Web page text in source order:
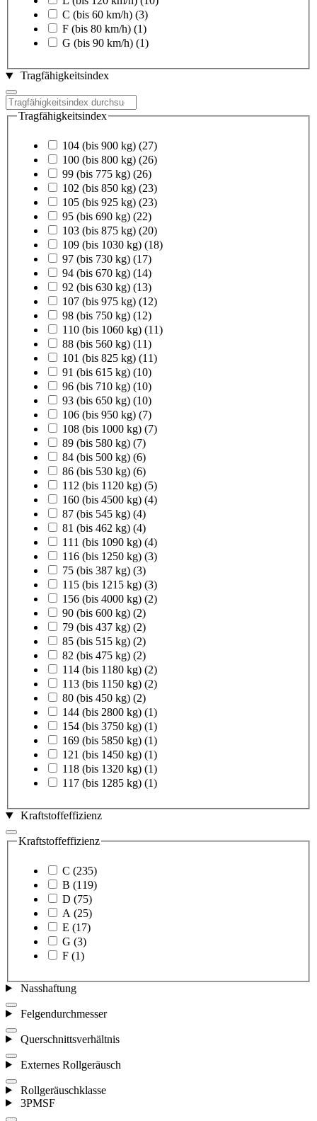
C (bis 60 km/h) (3)
F (bis 80 km/h) (1)
G (bis 90 km/h) (1)
Tragfähigkeitsindex
Tragfähigkeitsindex
104 (bis 900 kg) (27)
100 (bis 800 kg) (26)
99 (bis 775 kg) (26)
102 (bis 850 kg) (23)
105 (bis 925 kg) (23)
95 (bis 690 kg) (22)
103 (bis 875 kg) (20)
109 (bis 1030 kg) (18)
97 (bis 730 kg) (17)
94 (bis 670 kg) (14)
92 (bis 630 kg) (13)
107 (bis 975 kg) (12)
98 (bis 750 kg) (12)
110 (bis 1060 kg) (11)
88 (bis 560 kg) (11)
101 (bis 825 kg) (11)
91 (bis 615 kg) (10)
96 (bis 710 kg) (10)
93 (bis 650 kg) (10)
106 (bis 950 kg) (7)
108 (bis 1000 kg) (7)
89 (bis 580 kg) (7)
84 (bis 500 kg) (6)
86 (bis 530 kg) (6)
112 (bis 1120 kg) (5)
160 (bis 4500 kg) (4)
87 (bis 545 kg) (4)
81 (bis 462 kg) (4)
111 (bis 1090 kg) (4)
116 (bis 1250 kg) (3)
75 (bis 387 kg) (3)
115 (bis 1215 kg) (3)
156 (bis 4000 kg) (2)
90 (bis 600 kg) (2)
79 (bis 437 kg) (2)
85 (bis 515 kg) (2)
82 (bis 475 kg) (2)
114 (bis 1180 kg) (2)
113 (bis 1150 kg) (2)
80 (bis 450 kg) (2)
144 (bis 2800 kg) (1)
154 (bis 3750 kg) (1)
169 (bis 5850 kg) (1)
121 (bis 1450 kg) (1)
118 (bis 1320 kg) (1)
117 (bis 1285 kg) (1)
Kraftstoffeffizienz
Kraftstoffeffizienz
C (235)
B (119)
D (75)
A (25)
E (17)
G (3)
F (1)
Nasshaftung
Felgendurchmesser
Querschnittsverhältnis
Externes Rollgeräusch
Rollgeräuschklasse
3PMSF